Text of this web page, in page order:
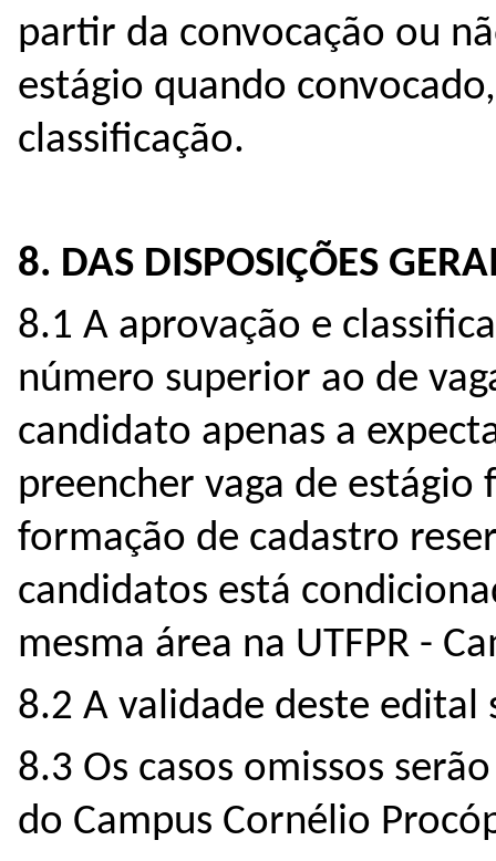
partir da convocação ou
estágio quando
classificação.
8. DAS DISPOSIÇÕES
8.1 A aprovação e
número superior ao de
candidato apenas a
preencher vaga de
formação de cadastro
candidatos está
mesma área na UTFPR -
8.2 A validade deste edital
8.3 Os casos omissos
do Campus Cornélio